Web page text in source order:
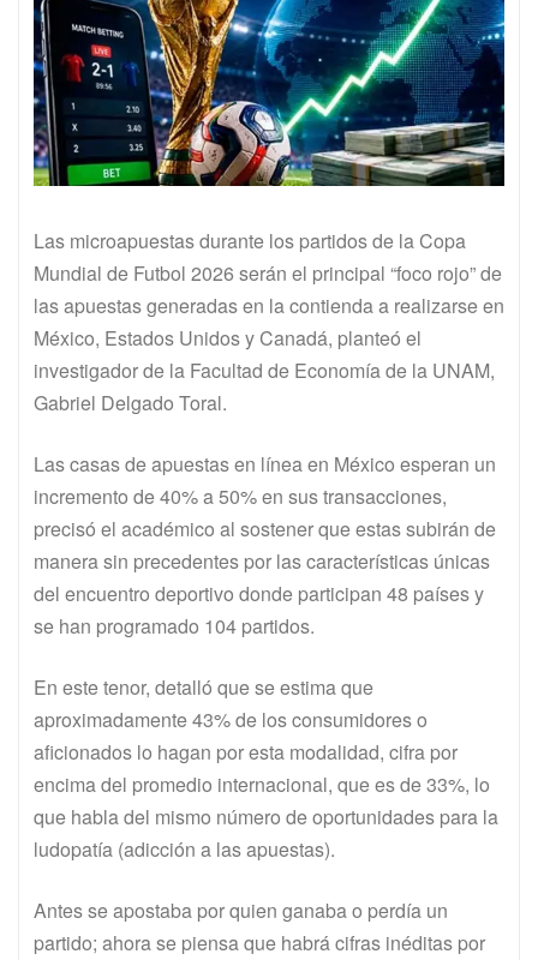
Las microapuestas durante los partidos de la Copa
Mundial de Futbol 2026 serán el principal “foco rojo” de
las apuestas generadas en la contienda a realizarse en
México, Estados Unidos y Canadá, planteó el
investigador de la Facultad de Economía de la UNAM,
Gabriel Delgado Toral.
Las casas de apuestas en línea en México esperan un
incremento de 40% a 50% en sus transacciones,
precisó el académico al sostener que estas subirán de
manera sin precedentes por las características únicas
del encuentro deportivo donde participan 48 países y
se han programado 104 partidos.
En este tenor, detalló que se estima que
aproximadamente 43% de los consumidores o
aficionados lo hagan por esta modalidad, cifra por
encima del promedio internacional, que es de 33%, lo
que habla del mismo número de oportunidades para la
ludopatía (adicción a las apuestas).
Antes se apostaba por quien ganaba o perdía un
partido; ahora se piensa que habrá cifras inéditas por